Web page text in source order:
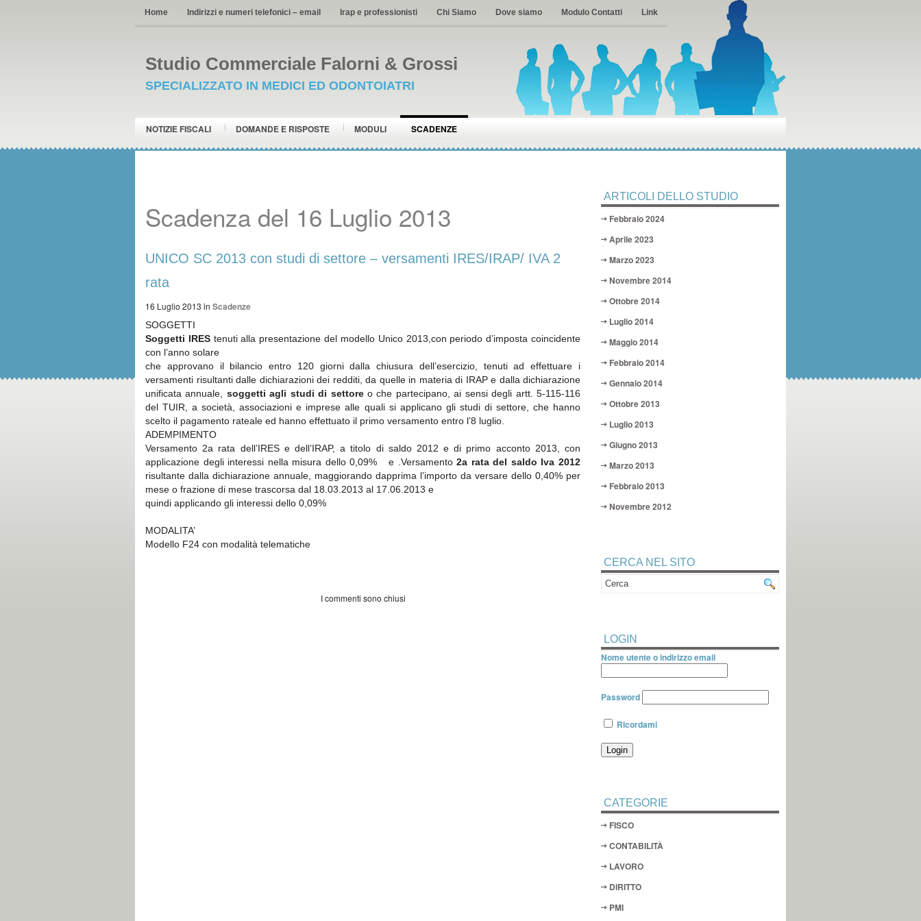
Home Indirizzi e numeri telefonici – email Irap e professionisti Chi Siamo Dove siamo Modulo Contatti Link
Studio Commerciale Falorni & Grossi
SPECIALIZZATO IN MEDICI ED ODONTOIATRI
NOTIZIE FISCALI DOMANDE E RISPOSTE MODULI SCADENZE
Scadenza del 16 Luglio 2013
UNICO SC 2013 con studi di settore – versamenti IRES/IRAP/ IVA 2
rata
16 Luglio 2013 in Scadenze
SOGGETTI
Soggetti IRES tenuti alla presentazione del modello Unico 2013,con periodo d’imposta coincidente
con l’anno solare
che approvano il bilancio entro 120 giorni dalla chiusura dell’esercizio, tenuti ad effettuare i
versamenti risultanti dalle dichiarazioni dei redditi, da quelle in materia di IRAP e dalla dichiarazione
unificata annuale, soggetti agli studi di settoreo che partecipano, ai sensi degli artt. 5-115-116
del TUIR, a società, associazioni e imprese alle quali si applicano gli studi di settore, che hanno
scelto il pagamento rateale ed hanno effettuato il primo versamento entro l’8 luglio.
ADEMPIMENTO
Versamento 2a rata dell’IRES e dell’IRAP, a titolo di saldo 2012 e di primo acconto 2013, con
applicazione degli interessi nella misura dello 0,09% e .Versamento2a rata del saldo Iva 2012
risultante dalla dichiarazione annuale, maggiorando dapprima l’importo da versare dello 0,40% per
mese o frazione di mese trascorsa dal 18.03.2013 al 17.06.2013 e
quindi applicando gli interessi dello 0,09%
MODALITA’
Modello F24 con modalità telematiche
I commenti sono chiusi
ARTICOLI DELLO STUDIO
Febbraio 2024
Aprile 2023
Marzo 2023
Novembre 2014
Ottobre 2014
Luglio 2014
Maggio 2014
Febbraio 2014
Gennaio 2014
Ottobre 2013
Luglio 2013
Giugno 2013
Marzo 2013
Febbraio 2013
Novembre 2012
CERCA NEL SITO
LOGIN
Nome utente o indirizzo email
Password
Ricordami
CATEGORIE
FISCO
CONTABILITÀ
LAVORO
DIRITTO
PMI